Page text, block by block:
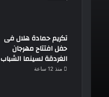
تكريم حمادة هلال فى
حفل افتتاح مهرجان
الغردقة لسينما الشباب
منذ 12 ساعة